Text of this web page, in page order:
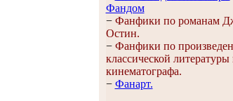
Фандом
− Фанфики по романам
Остин.
− Фанфики по
классической литературы
кинематографа.
− Фанарт.